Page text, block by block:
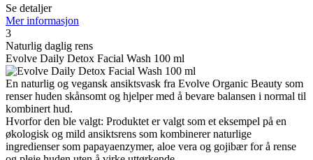
Se detaljer
Mer informasjon
3
Naturlig daglig rens
Evolve Daily Detox Facial Wash 100 ml
En naturlig og vegansk ansiktsvask fra Evolve Organic Beauty som
renser huden skånsomt og hjelper med å bevare balansen i normal til
kombinert hud.
Hvorfor den ble valgt: Produktet er valgt som et eksempel på en
økologisk og mild ansiktsrens som kombinerer naturlige
ingredienser som papayaenzymer, aloe vera og gojibær for å rense